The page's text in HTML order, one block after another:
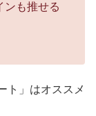
ンも推せる
ト」はオススメ